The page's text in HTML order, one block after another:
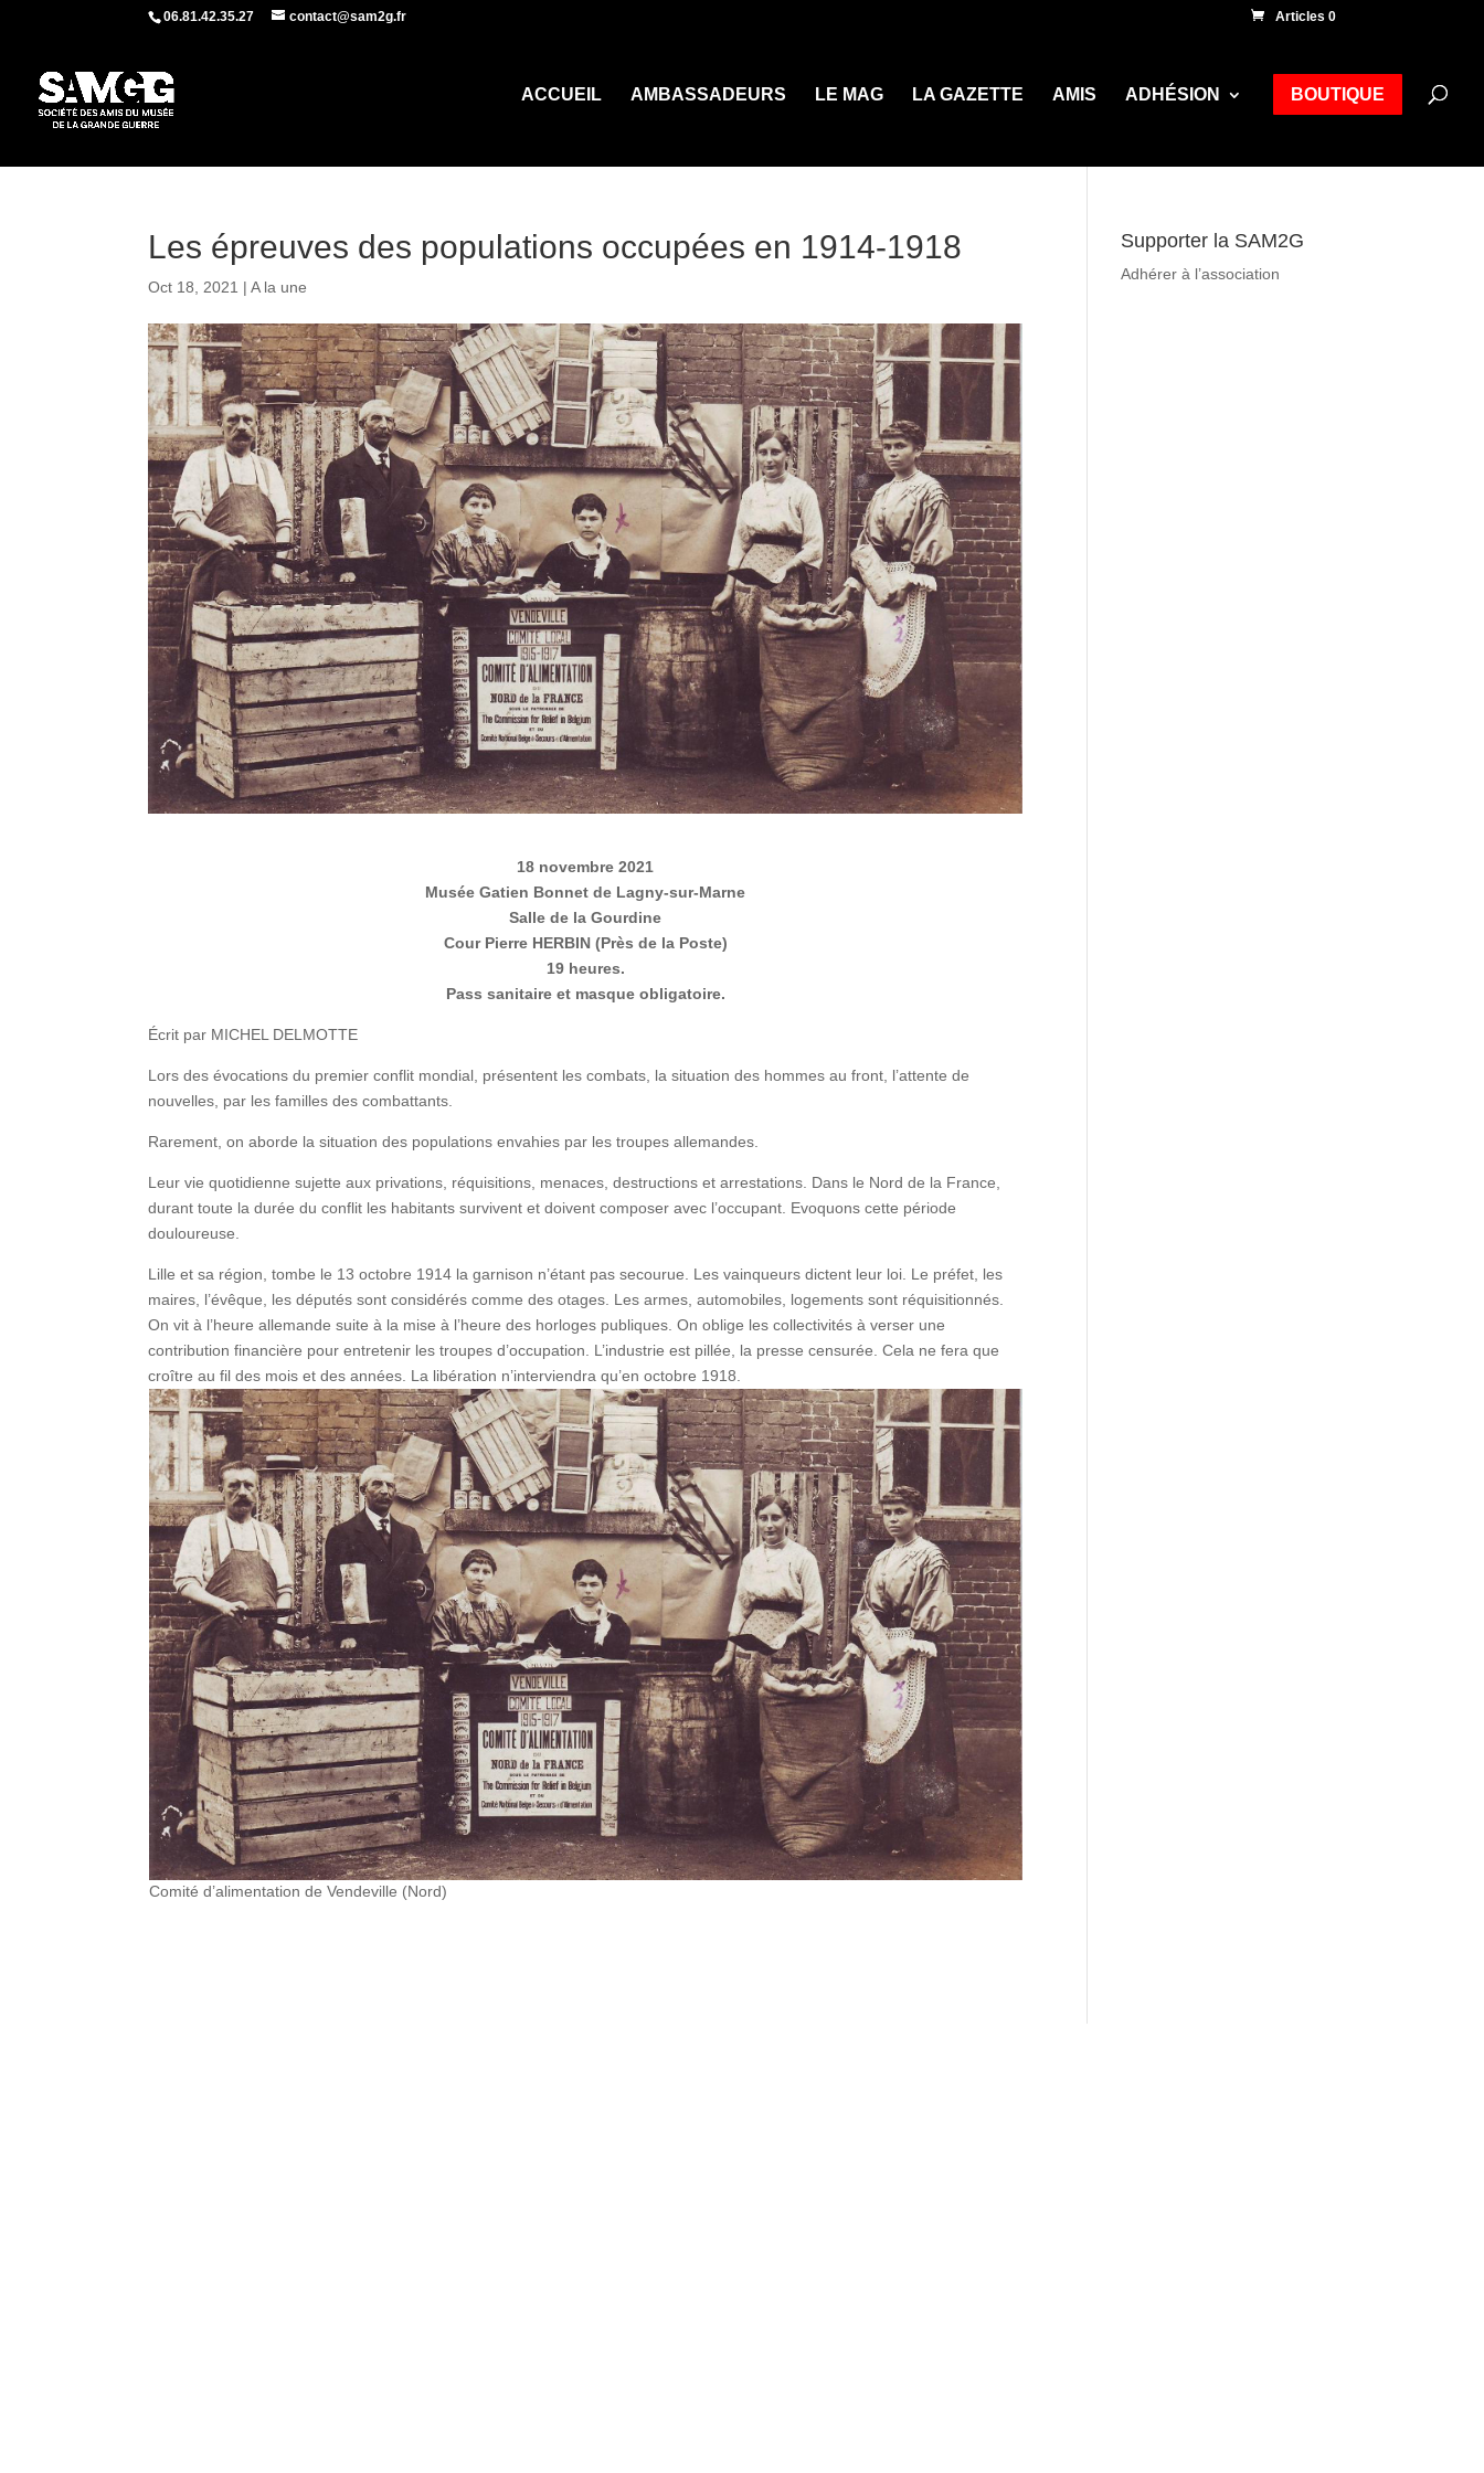
06.81.42.35.27 contact@sam2g.fr Articles 0
ACCUEIL AMBASSADEURS LE MAG LA GAZETTE AMIS ADHÉSION BOUTIQUE
Les épreuves des populations occupées en 1914-1918
Oct 18, 2021 |A la une
18 novembre 2021
Musée Gatien Bonnet de Lagny-sur-Marne
Salle de la Gourdine
Cour Pierre HERBIN (Près de la Poste)
19 heures.
Pass sanitaire et masque obligatoire.
Écrit par MICHEL DELMOTTE
Lors des évocations du premier conflit mondial, présentent les combats, la situation des hommes au front, l’attente de
nouvelles, par les familles des combattants.
Rarement, on aborde la situation des populations envahies par les troupes allemandes.
Leur vie quotidienne sujette aux privations, réquisitions, menaces, destructions et arrestations. Dans le Nord de la France,
durant toute la durée du conflit les habitants survivent et doivent composer avec l’occupant. Evoquons cette période
douloureuse.
Lille et sa région, tombe le 13 octobre 1914 la garnison n’étant pas secourue. Les vainqueurs dictent leur loi. Le préfet, les
maires, l’évêque, les députés sont considérés comme des otages. Les armes, automobiles, logements sont réquisitionnés.
On vit à l’heure allemande suite à la mise à l’heure des horloges publiques. On oblige les collectivités à verser une
contribution financière pour entretenir les troupes d’occupation. L’industrie est pillée, la presse censurée. Cela ne fera que
croître au fil des mois et des années. La libération n’interviendra qu’en octobre 1918.
Comité d’alimentation de Vendeville (Nord)
Supporter la SAM2G
Adhérer à l’association